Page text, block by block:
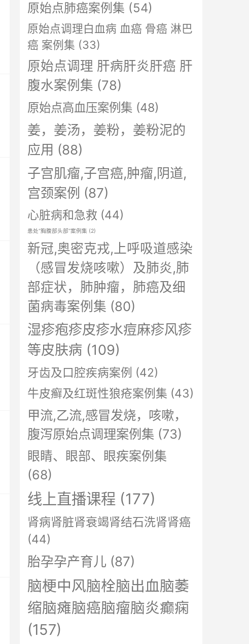
原始点肺癌案例集 (54)
原始点调理白血病 血癌 骨癌 淋巴
癌 案例集 (33)
原始点调理 肝病肝炎肝癌 肝
腹水案例集 (78)
原始点高血压案例集 (48)
姜，姜汤，姜粉，姜粉泥的
应用 (88)
子宫肌瘤,子宫癌,肿瘤,阴道,
宫颈案例 (87)
心脏病和急救 (44)
患处“胸腹部头部”案例集 (2)
新冠,奥密克戎,上呼吸道感染
（感冒发烧咳嗽）及肺炎,肺
部症状，肺肿瘤，肺癌及细
菌病毒案例集 (80)
湿疹疱疹皮疹水痘麻疹风疹
等皮肤病 (109)
牙齿及口腔疾病案例 (42)
牛皮癣及红斑性狼疮案例集 (43)
甲流,乙流,感冒发烧，咳嗽，
腹泻原始点调理案例集 (73)
眼睛、眼部、眼疾案例集
(68)
线上直播课程 (177)
肾病肾脏肾衰竭肾结石洗肾肾癌
(44)
胎孕孕产育儿 (87)
脑梗中风脑栓脑出血脑萎
缩脑瘫脑癌脑瘤脑炎癫痫
(157)